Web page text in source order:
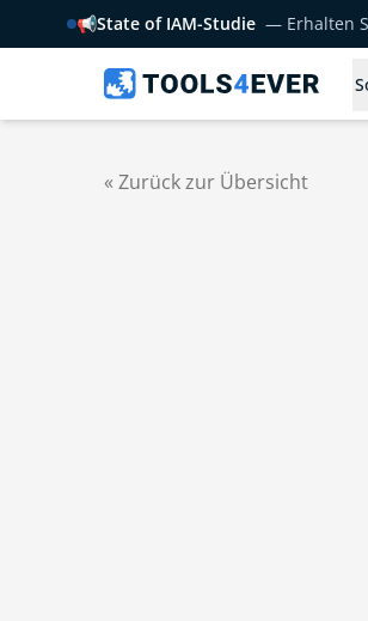
📢State of IAM-Studie — Erhalten
« Zurück zur Übersicht